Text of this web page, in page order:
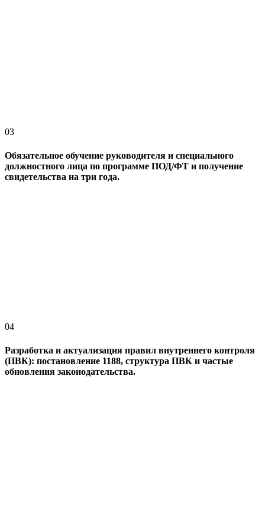
03
Обязательное обучение руководителя и специального
должностного лица по программе ПОД/ФТ и получение
свидетельства на три года.
04
Разработка и актуализация правил внутреннего контроля
(ПВК): постановление 1188, структура ПВК и частые
обновления законодательства.